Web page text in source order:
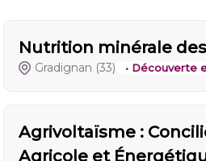
Nutrition minérale
Gradignan (33) • Découverte
Agrivoltaïsme :
Agricole et